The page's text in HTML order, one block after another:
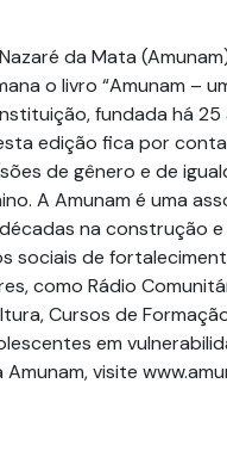
da Mata
o livro “Amunam –
fundada há
edição fica por
de gênero e de
A Amunam é uma
na construção
sociais de
como Rádio
Cursos de
em
visite